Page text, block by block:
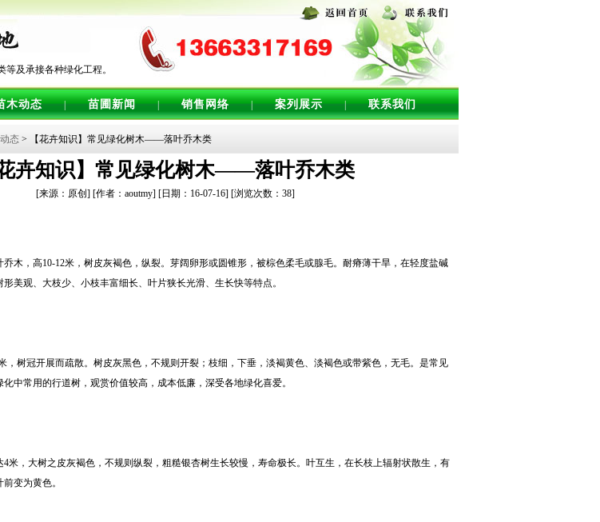
及承接各种绿化工程。
木动态 | 苗圃新闻 | 销售网络 | 案列展示 | 联系我们
态 > 【花卉知识】常见绿化树木——落叶乔木类
花卉知识】常见绿化树木——落叶乔木类
[来源：原创] [作者：aoutmy] [日期：16-07-16] [浏览次数： 38]
木，高10-12米，树皮灰褐色，纵裂。芽阔卵形或圆锥形，被棕色柔毛或腺毛。耐瘠薄干旱，在轻度盐碱
美观、大枝少、小枝丰富细长、叶片狭长光滑、生长快等特点。
，树冠开展而疏散。树皮灰黑色，不规则开裂；枝细，下垂，淡褐黄色、淡褐色或带紫色，无毛。是常见
中常用的行道树，观赏价值较高，成本低廉，深受各地绿化喜爱。
米，大树之皮灰褐色，不规则纵裂，粗糙银杏树生长较慢，寿命极长。叶互生，在长枝上辐射状散生，有
变为黄色。